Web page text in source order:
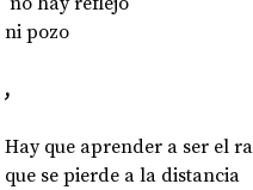
ni pozo
,
Hay que aprender a ser el
que se pierde a la distancia